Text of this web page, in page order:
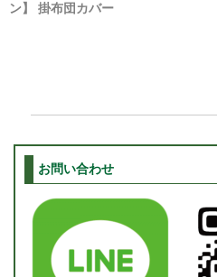
ン】 掛布団カバー
お問い合わせ